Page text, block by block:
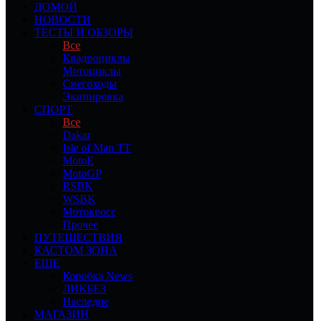
ДОМОЙ
НОВОСТИ
ТЕСТЫ И ОБЗОРЫ
Все
Квадроциклы
Мотоциклы
Снегоходы
Экипировка
СПОРТ
Все
Dakar
Isle of Man TT
MotoE
MotoGP
RSBK
WSBK
Мотокросс
Прочее
ПУТЕШЕСТВИЯ
КАСТОМ ЗОНА
ЕЩЕ
Коробка News
ЛИКБЕЗ
Наследие
МАГАЗИН